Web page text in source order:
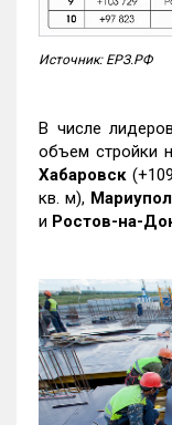
Источник: ЕРЗ.РФ
В числе
объем стройки
Хабаровск
кв. м),
и Ростов-на-